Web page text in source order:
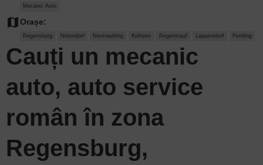
Mecanic Auto
map Orașe:
Regensburg Nittendorf Neutraubling Kelheim Regenstauf Lappersdorf Pentling
Cauți un mecanic
auto, auto service
român în zona
Regensburg,